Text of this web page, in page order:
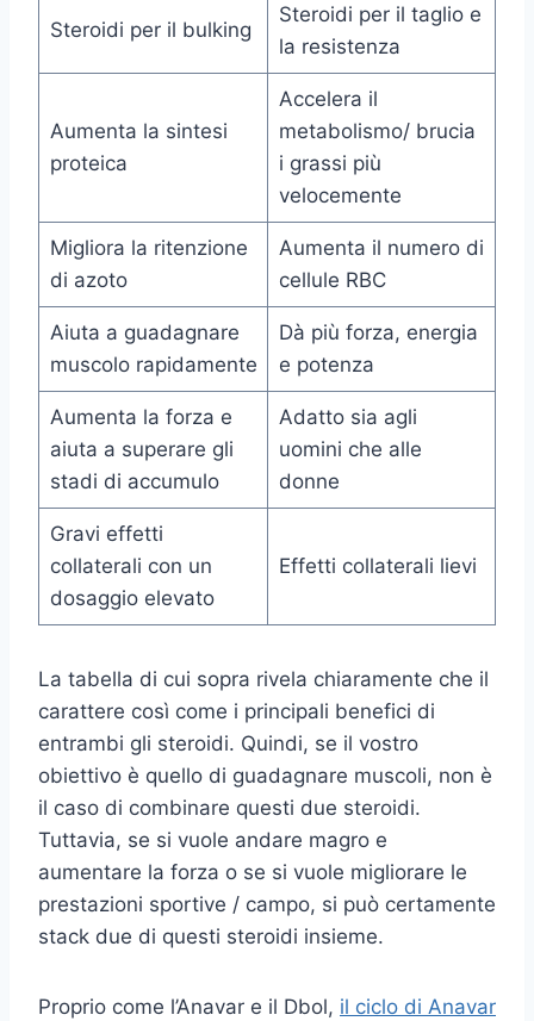
Steroidi per il bulking
Steroidi per il taglio e
la resistenza
Aumenta la sintesi
proteica
Accelera il
metabolismo/ brucia
i grassi più
velocemente
Migliora la ritenzione
di azoto
Aumenta il numero di
cellule RBC
Aiuta a guadagnare
muscolo rapidamente
Dà più forza, energia
e potenza
Aumenta la forza e
aiuta a superare gli
stadi di accumulo
Adatto sia agli
uomini che alle
donne
Gravi effetti
collaterali con un
dosaggio elevato
Effetti collaterali lievi
La tabella di cui sopra rivela chiaramente che il
carattere così come i principali benefici di
entrambi gli steroidi. Quindi, se il vostro
obiettivo è quello di guadagnare muscoli, non è
il caso di combinare questi due steroidi.
Tuttavia, se si vuole andare magro e
aumentare la forza o se si vuole migliorare le
prestazioni sportive / campo, si può certamente
stack due di questi steroidi insieme.
Proprio come l’Anavar e il Dbol, il ciclo di Anavar